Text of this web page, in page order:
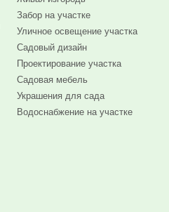
Забор на участке
Уличное освещение участка
Садовый дизайн
Проектирование участка
Садовая мебель
Украшения для сада
Водоснабжение на участке